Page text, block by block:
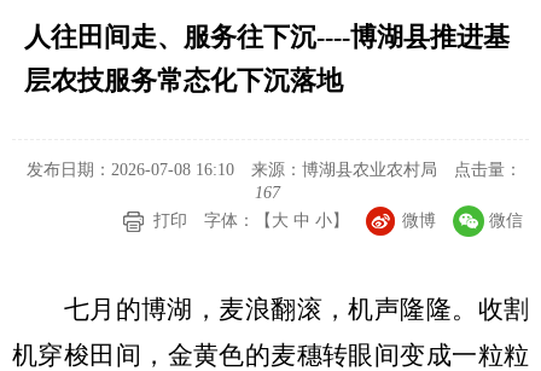
人往田间走、服务往下沉----博湖县推进基
层农技服务常态化下沉落地
发布日期：2026-07-08 16:10 来源：博湖县农业农村局
点击量：
167
打印
字体：【 大 中 小】 微博 微信
七月的博湖，麦浪翻滚，机声隆隆。收割
机穿梭田间，金黄色的麦穗转眼间变成一粒粒